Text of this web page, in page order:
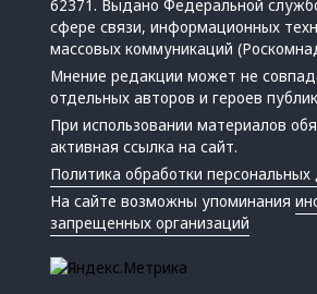
62371. Выдано Федеральной
сфере связи, информационных
массовых коммуникаций
Мнение редакции может не
отдельных авторов и героев
При использовании материалов
активная ссылка на сайт.
Политика обработки
На сайте возможны упоминания
запрещенных организаций